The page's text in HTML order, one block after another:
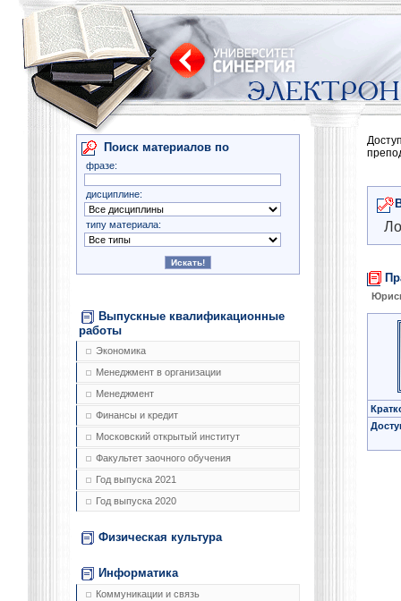
Поиск материалов по
фразе:
дисциплине:
типу материала:
Выпускные квалификационные
работы
Экономика
Менеджмент в организации
Менеджмент
Финансы и кредит
Московский открытый институт
Факультет заочного обучения
Год выпуска 2021
Год выпуска 2020
Физическая культура
Информатика
Коммуникации и связь